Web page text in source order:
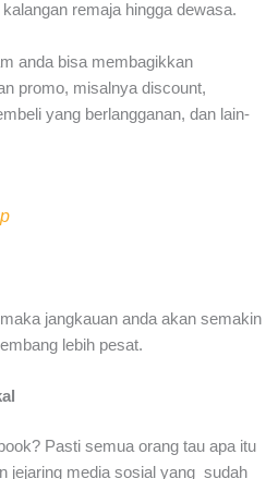
remaja hingga dewasa.
anda bisa membagikkan
promo, misalnya discount,
yang berlangganan, dan lain-
jangkauan anda akan semakin
lebih pesat.
Pasti semua orang tau apa itu
jejaring media sosial yang sudah